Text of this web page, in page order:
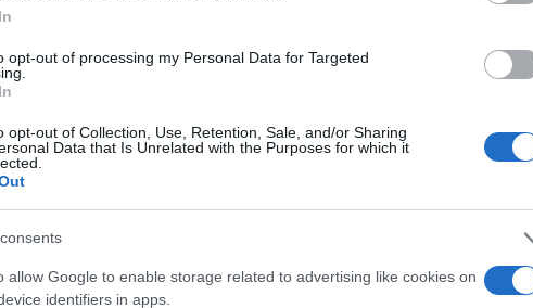
opt-out of processing my Personal Data for Targeted
opt-out of Collection, Use, Retention, Sale, and/or Sharing
Data that Is Unrelated with the Purposes for which it
allow Google to enable storage related to advertising like cookies on
identifiers in apps.
Αυγ 2026, 16:36
Θήβα: Η παράσταση-φαινόμενο επιστρέφει στη
έργο του Σέρχιο Μπλάνκο, σε σκηνοθεσία Βαγγέλη
ως μία από τις πιο αγαπημένες και πολυσυζητημένες